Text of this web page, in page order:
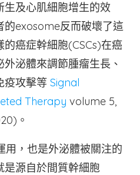
及心肌細胞增生的效
的exosome反而破壞了這
癌症幹細胞(CSCs)在癌
泌體來調節腫瘤生長、
疫攻擊等 Signal
Therapy volume 5,
。
，也是外泌體被關注的
源自於間質幹細胞